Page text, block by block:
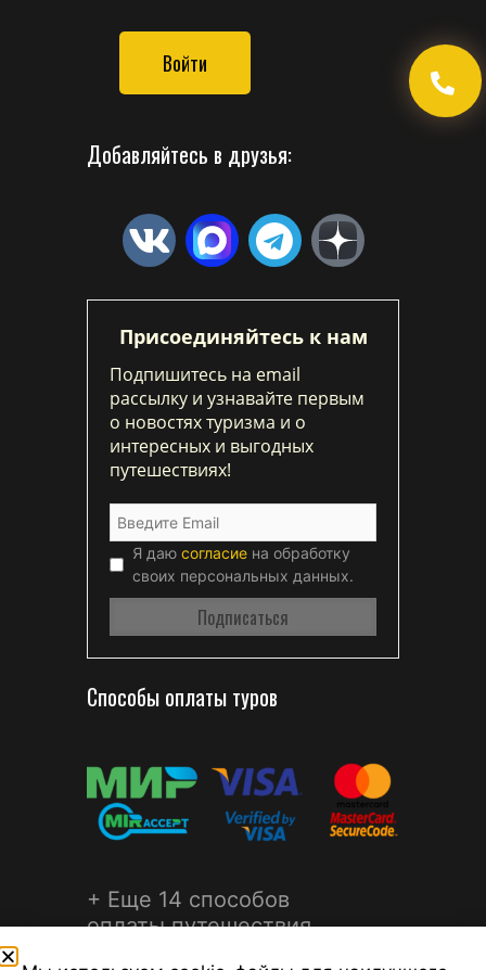
Войти
Добавляйтесь в друзья:
Присоединяйтесь к нам
Подпишитесь на email
рассылку и узнавайте первым
о новостях туризма и о
интересных и выгодных
путешествиях!
Я даю согласие на обработку
своих персональных данных.
Способы оплаты туров
+ Еще 14 способов
оплаты путешествия